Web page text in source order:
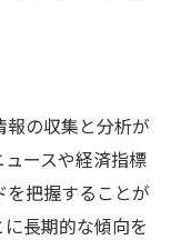
の収集と分析が
ースや経済指標
把握することが
長期的な傾向を